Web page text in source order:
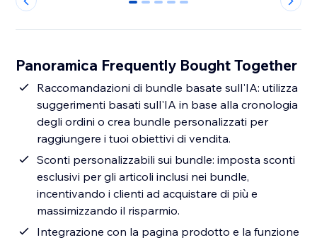
0 1 2 3 4
Panoramica Frequently Bought Together
Raccomandazioni di bundle basate sull'IA: utilizza
suggerimenti basati sull'IA in base alla cronologia
degli ordini o crea bundle personalizzati per
raggiungere i tuoi obiettivi di vendita.
Sconti personalizzabili sui bundle: imposta sconti
esclusivi per gli articoli inclusi nei bundle,
incentivando i clienti ad acquistare di più e
massimizzando il risparmio.
Integrazione con la pagina prodotto e la funzione